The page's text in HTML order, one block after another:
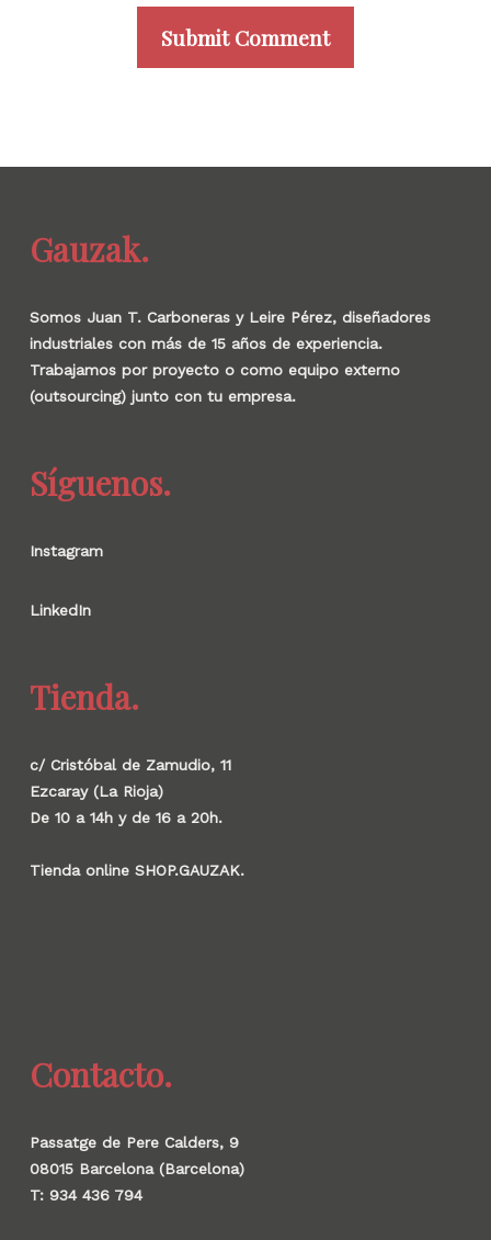
Gauzak.
Somos Juan T. Carboneras y Leire Pérez, diseñadores
industriales con más de 15 años de experiencia.
Trabajamos por proyecto o como equipo externo
(outsourcing) junto con tu empresa.
Síguenos.
Instagram
LinkedIn
Tienda.
c/ Cristóbal de Zamudio, 11
Ezcaray (La Rioja)
De 10 a 14h y de 16 a 20h.
Tienda online SHOP.GAUZAK.
Contacto.
Passatge de Pere Calders, 9
08015 Barcelona (Barcelona)
T: 934 436 794